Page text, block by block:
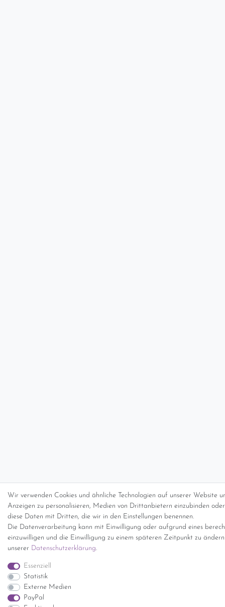
Wir verwenden Cookies und ähnliche Technologien auf unserer Website
Anzeigen zu personalisieren, Medien von Drittanbietern einzubinden
diese Daten mit Dritten, die wir in den Einstellungen benennen.
Die Datenverarbeitung kann mit Einwilligung oder aufgrund eines
einzuwilligen und die Einwilligung zu einem späteren Zeitpunkt zu
unserer Daten­schutz­erklärung.
Essenziell
Statistik
Externe Medien
PayPal